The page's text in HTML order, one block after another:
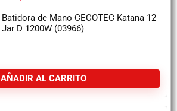
Batidora de Mano CECOTEC Katana 12
Jar D 1200W (03966)
AÑADIR AL CARRITO